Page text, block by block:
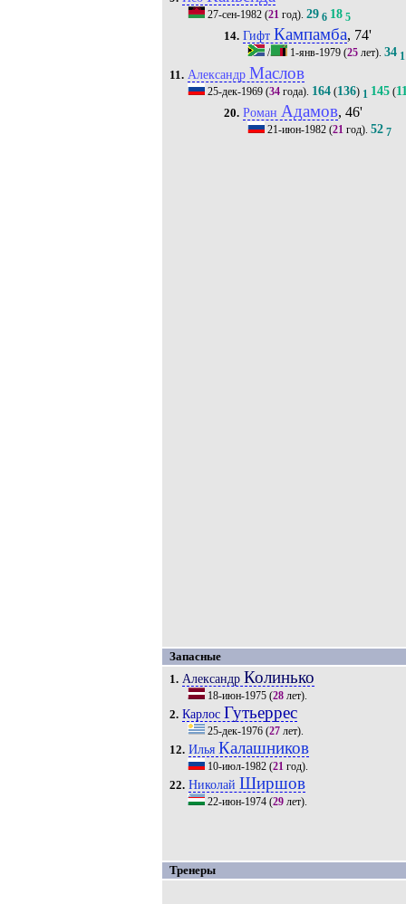
27-сен-1982(21год). 29 6 18 5
14. Гифт Кампамба, 74'
/ 1-янв-1979 (25 лет).34 1
11. Александр Маслов
25-дек-1969(34года). 164(136) 1 145(
20. Роман Адамов, 46'
21-июн-1982 (21 год).52 7
Запасные
1. Александр Колинько
18-июн-1975(28лет).
2. Карлос Гутьеррес
25-дек-1976(27лет).
12. Илья Калашников
10-июл-1982(21год).
22. Николай Ширшов
22-июн-1974(29лет).
Тренеры